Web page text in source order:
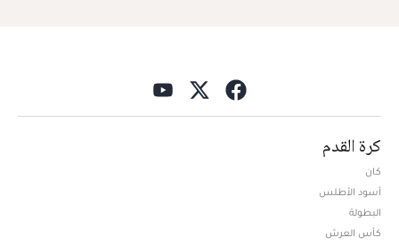
كرة القدم
كان
أسود الأطلس
البطولة
كأس العرش